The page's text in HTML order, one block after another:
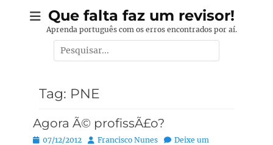
Que falta faz um revisor!
Aprenda português com os erros encontrados por aí.
Pesquisar
por:
Tag: PNE
Agora Ã© profissÃ£o?
Posted
07/12/2012 Autor:
Francisco Nunes
Deixe um